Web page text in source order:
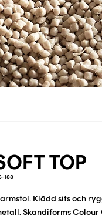
TOP
188
Klädd sits och
. Skandiforms